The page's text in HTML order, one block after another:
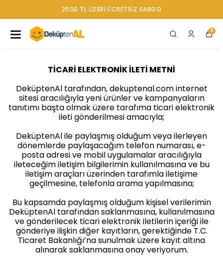
2500 TL ÜZERI ÜCRETSIZ KARGO
0
TİCARİ ELEKTRONİK İLETİ METNİ
DeküptenAl tarafından, dekuptenal.com internet
sitesi aracılığıyla yeni ürünler ve kampanyaların
tanıtımı başta olmak üzere tarafıma ticari elektronik
ileti gönderilmesi amacıyla;
DeküptenAl ile paylaşmış olduğum veya ilerleyen
dönemlerde paylaşacağım telefon numarası, e-
posta adresi ve mobil uygulamalar aracılığıyla
ileteceğim iletişim bilgilerimin kullanılmasına ve bu
iletişim araçları üzerinden tarafımla iletişime
geçilmesine, telefonla arama yapılmasına;
Bu kapsamda paylaşmış olduğum kişisel verilerimin
DeküptenAl tarafından saklanmasına, kullanılmasına
ve gönderilecek ticari elektronik iletilerin içeriği ile
gönderiye ilişkin diğer kayıtların, gerektiğinde T.C.
Ticaret Bakanlığı’na sunulmak üzere kayıt altına
alınarak saklanmasına onay veriyorum.